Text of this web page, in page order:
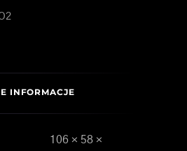
INFORMACJE
106 × 58 ×